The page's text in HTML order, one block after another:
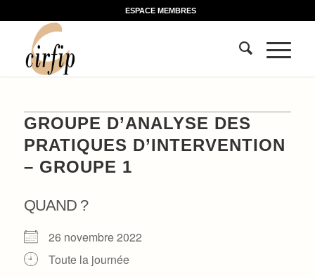
ESPACE MEMBRES
GROUPE D’ANALYSE DES
PRATIQUES D’INTERVENTION
– GROUPE 1
QUAND ?
26 novembre 2022
Toute la journée